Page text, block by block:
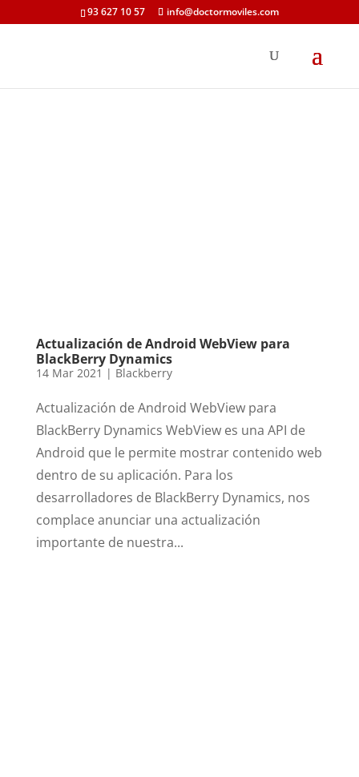
93 627 10 57 info@doctormoviles.com
Actualización de Android WebView para
BlackBerry Dynamics
14 Mar 2021 | Blackberry
Actualización de Android WebView para
BlackBerry Dynamics WebView es una API de
Android que le permite mostrar contenido web
dentro de su aplicación. Para los
desarrolladores de BlackBerry Dynamics, nos
complace anunciar una actualización
importante de nuestra...